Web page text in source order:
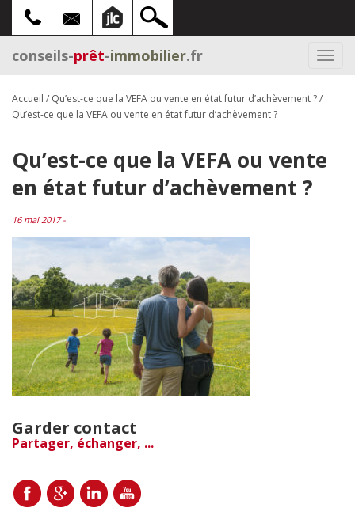
conseils-prêt-immobilier.fr
Accueil / Qu’est-ce que la VEFA ou vente en état futur d’achèvement ?/
Qu’est-ce que la VEFA ou vente en état futur d’achèvement ?
Qu’est-ce que la VEFA ou vente
en état futur d’achèvement ?
16 mai 2017 -
Garder contact
Partager, échanger, ...